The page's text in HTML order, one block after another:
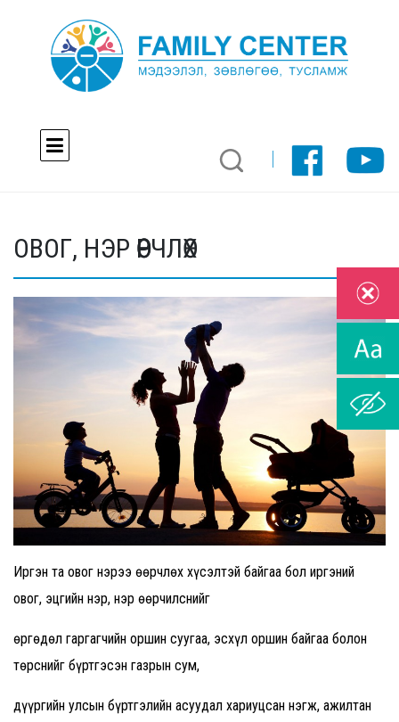
ОВОГ, НЭР ӨӨРЧЛӨХ
Иргэн та овог нэрээ өөрчлөх хүсэлтэй байгаа бол иргэний
овог, эцгийн нэр, нэр өөрчилснийг
өргөдөл гаргагчийн оршин суугаа, эсхүл оршин байгаа болон
төрснийг бүртгэсэн газрын сум,
дүүргийн улсын бүртгэлийн асуудал хариуцсан нэгж, ажилтан